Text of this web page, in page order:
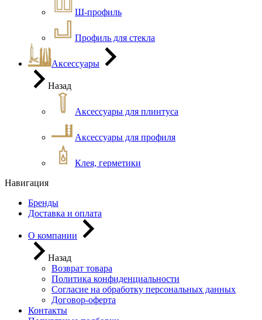
Ш-профиль
Профиль для стекла
Аксессуары
Назад
Аксессуары для плинтуса
Аксессуары для профиля
Клея, герметики
Навигация
Бренды
Доставка и оплата
О компании
Назад
Возврат товара
Политика конфиденциальности
Согласие на обработку персональных данных
Договор-оферта
Контакты